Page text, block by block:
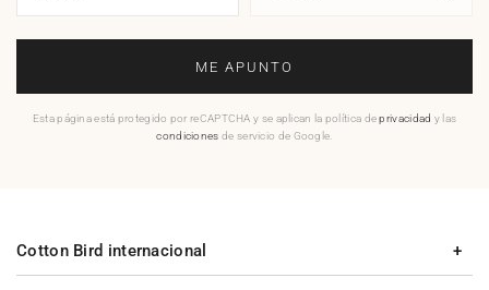
ME APUNTO
Esta página está protegido por reCAPTCHA y se aplican la política deprivacidad y las
condiciones de servicio de Google.
Cotton Bird internacional